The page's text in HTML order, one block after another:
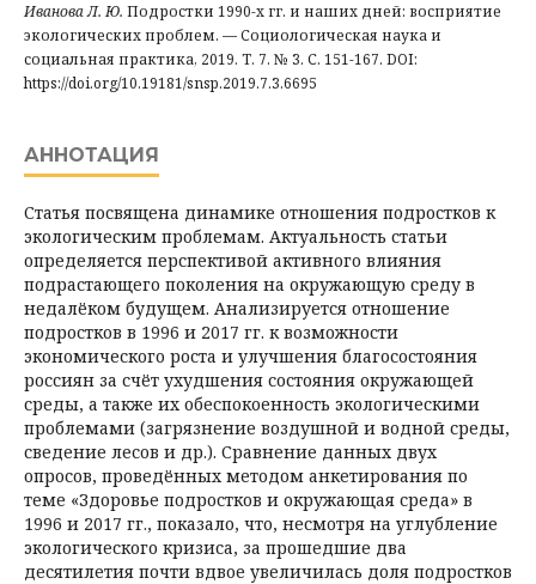
Иванова Л. Ю. Подростки 1990-х гг. и наших дней: восприятие
экологических проблем. — Социологическая наука и
социальная практика, 2019. Т. 7. № 3. С. 151-167. DOI:
https://doi.org/10.19181/snsp.2019.7.3.6695
АННОТАЦИЯ
Статья посвящена динамике отношения подростков к
экологическим проблемам. Актуальность статьи
определяется перспективой активного влияния
подрастающего поколения на окружающую среду в
недалёком будущем. Анализируется отношение
подростков в 1996 и 2017 гг. к возможности
экономического роста и улучшения благосостояния
россиян за счёт ухудшения состояния окружающей
среды, а также их обеспокоенность экологическими
проблемами (загрязнение воздушной и водной среды,
сведение лесов и др.). Сравнение данных двух
опросов, проведённых методом анкетирования по
теме «Здоровье подростков и окружающая среда» в
1996 и 2017 гг., показало, что, несмотря на углубление
экологического кризиса, за прошедшие два
десятилетия почти вдвое увеличилась доля подростков